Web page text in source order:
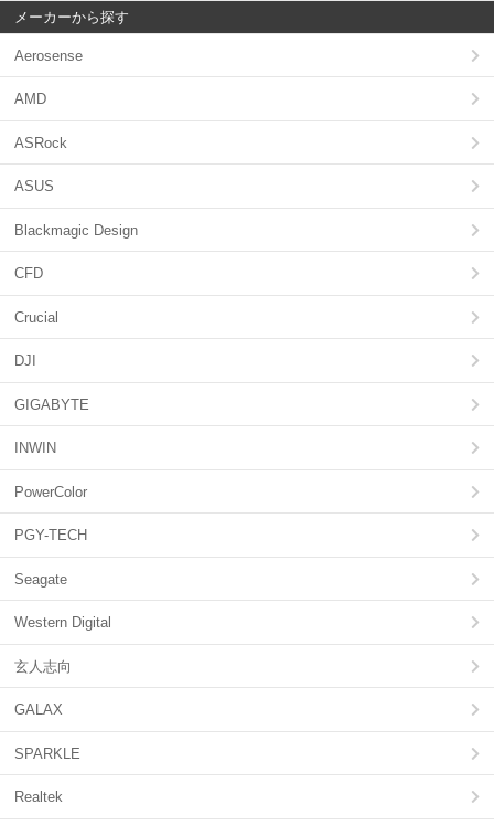
メーカーから探す
Aerosense
AMD
ASRock
ASUS
Blackmagic Design
CFD
Crucial
DJI
GIGABYTE
INWIN
PowerColor
PGY-TECH
Seagate
Western Digital
玄人志向
GALAX
SPARKLE
Realtek